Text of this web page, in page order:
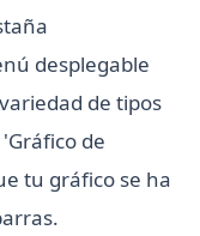
desplegable
de tipos
de
tu gráfico se ha